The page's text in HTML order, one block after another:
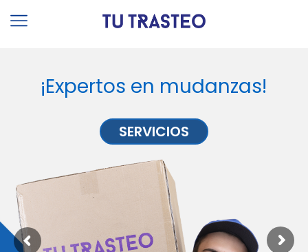
¡Expertos en mudanzas!
SERVICIOS